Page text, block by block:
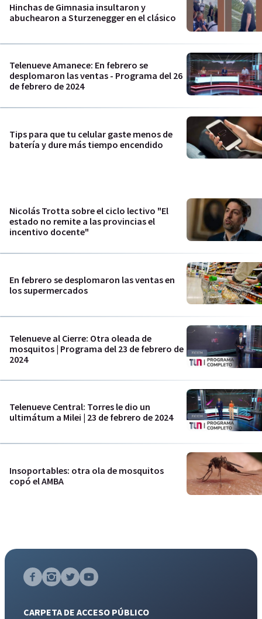
Hinchas de Gimnasia insultaron y
abuchearon a Sturzenegger en el clásico
Telenueve Amanece: En febrero se
desplomaron las ventas - Programa del 26
de febrero de 2024
Tips para que tu celular gaste menos de
batería y dure más tiempo encendido
Nicolás Trotta sobre el ciclo lectivo "El
estado no remite a las provincias el
incentivo docente"
En febrero se desplomaron las ventas en
los supermercados
Telenueve al Cierre: Otra oleada de
mosquitos | Programa del 23 de febrero de
2024
Telenueve Central: Torres le dio un
ultimátum a Milei | 23 de febrero de 2024
Insoportables: otra ola de mosquitos
copó el AMBA
CARPETA DE ACCESO PÚBLICO